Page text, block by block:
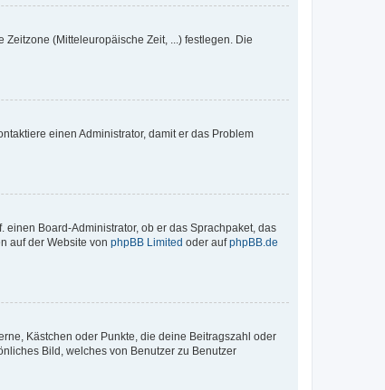
(Mitteleuropäische Zeit, ...) festlegen. Die
einen Administrator, damit er das Problem
Board-Administrator, ob er das Sprachpaket, das
auf der Website von phpBB Limited oder aufphpBB.de
Kästchen oder Punkte, die deine Beitragszahl oder
Bild, welches von Benutzer zu Benutzer